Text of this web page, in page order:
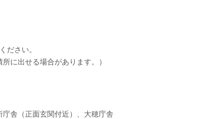
ださい。
に出せる場合があります。）
舎（正面玄関付近）、大穂庁舎